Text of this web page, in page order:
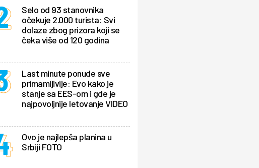
Selo od 93 stanovnika
očekuje 2.000 turista: Svi
dolaze zbog prizora koji se
čeka više od 120 godina
Last minute ponude sve
primamljivije: Evo kako je
stanje sa EES-om i gde je
najpovoljnije letovanje VIDEO
Ovo je najlepša planina u
Srbiji FOTO